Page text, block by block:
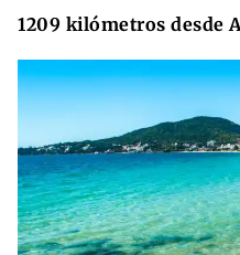
1209 kilómetros desde